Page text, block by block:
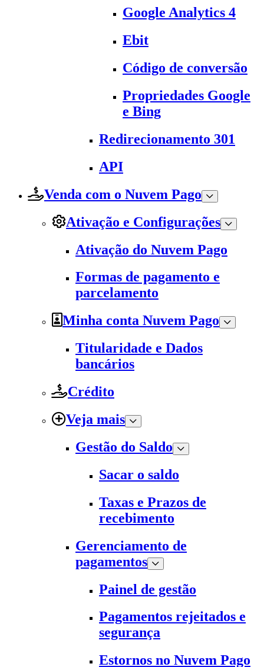
Google Analytics 4
Ebit
Código de conversão
Propriedades Google
e Bing
Redirecionamento 301
API
Venda com o Nuvem Pago
Ativação e Configurações
Ativação do Nuvem Pago
Formas de pagamento e
parcelamento
Minha conta Nuvem Pago
Titularidade e Dados
bancários
Crédito
Veja mais
Gestão do Saldo
Sacar o saldo
Taxas e Prazos de
recebimento
Gerenciamento de
pagamentos
Painel de gestão
Pagamentos rejeitados e
segurança
Estornos no Nuvem Pago